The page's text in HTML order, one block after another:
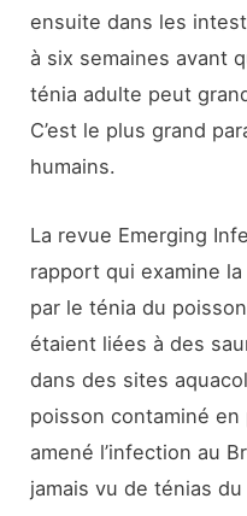
ensuite dans les
à six semaines avant
ténia adulte peut
C’est le plus grand
humains.
La revue Emerging
rapport qui examine
par le ténia du
étaient liées à des
dans des sites
poisson contaminé
amené l’infection au
jamais vu de ténias